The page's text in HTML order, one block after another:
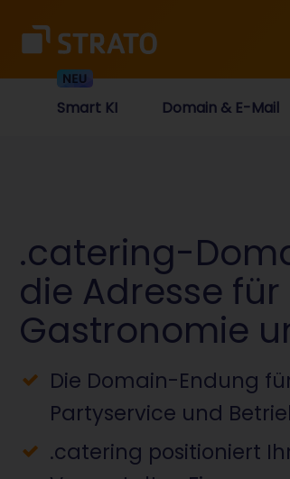
Smart KI Domain & E-Mail
.catering-
die Adresse
Gastronomie
Die Domain-Endung
Partyservice und
.catering positioniert